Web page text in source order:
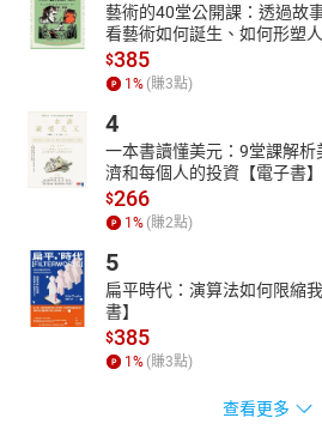
藝術的40堂公開課：透過故
看藝術如何誕生、如何形塑
$385
1% (賺3點)
4
一本書讀懂美元：9堂課解
濟和每個人的投資【電子書】
$266
1% (賺2點)
5
扁平時代：演算法如何限縮
書】
$385
1% (賺3點)
查看更多